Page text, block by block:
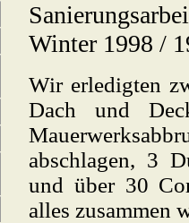
Winter 1998 /
Wir erledigten
Dach und
abschlagen, 3
und über 30
alles zusammen